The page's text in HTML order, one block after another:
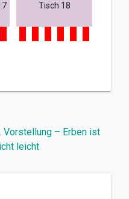
Tisch 18
Vorstellung – Erben ist
leicht